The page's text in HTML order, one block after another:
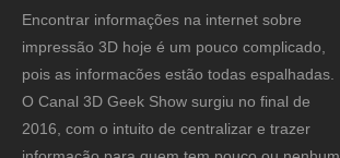
Encontrar informações na internet sobre
impressão 3D hoje é um pouco complicado,
pois as informacões estão todas espalhadas.
O Canal 3D Geek Show surgiu no final de
2016, com o intuito de centralizar e trazer